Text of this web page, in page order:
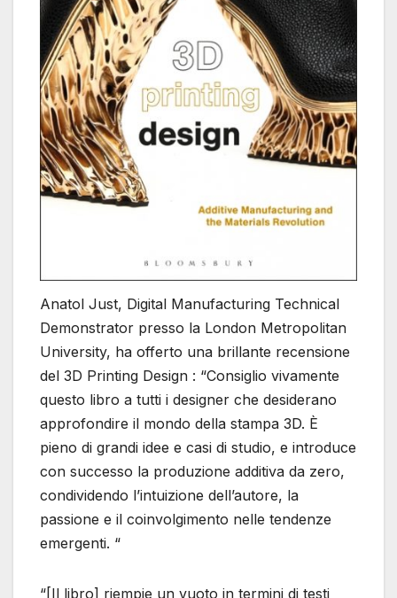
Anatol Just, Digital Manufacturing Technical
Demonstrator presso la London Metropolitan
University, ha offerto una brillante recensione
del 3D Printing Design : “Consiglio vivamente
questo libro a tutti i designer che desiderano
approfondire il mondo della stampa 3D. È
pieno di grandi idee e casi di studio, e introduce
con successo la produzione additiva da zero,
condividendo l’intuizione dell’autore, la
passione e il coinvolgimento nelle tendenze
emergenti. “
“[Il libro] riempie un vuoto in termini di testi